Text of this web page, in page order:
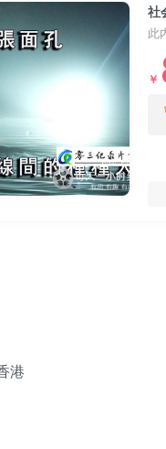
社
此
￥
港